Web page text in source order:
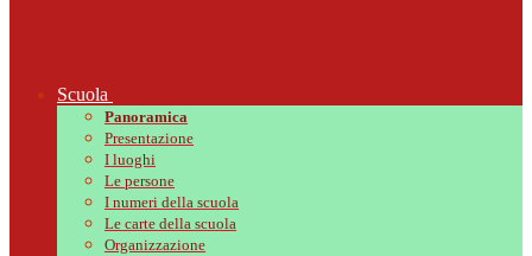
Scuola
Panoramica
Presentazione
I luoghi
Le persone
I numeri della scuola
Le carte della scuola
Organizzazione